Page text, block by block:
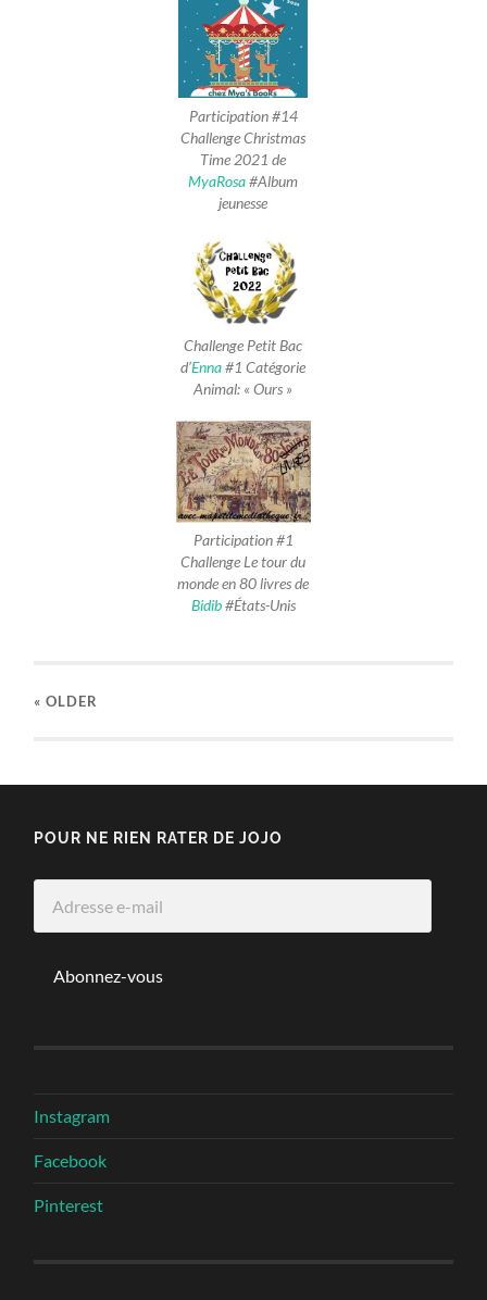
Participation #14
Challenge Christmas
Time 2021 de
MyaRosa#Album
jeunesse
Challenge Petit Bac
d’Enna#1 Catégorie
Animal: « Ours »
Participation #1
Challenge Le tour du
monde en 80 livres de
Bidib#États-Unis
« OLDER
POUR NE RIEN RATER DE JOJO
Abonnez-vous
Instagram
Facebook
Pinterest